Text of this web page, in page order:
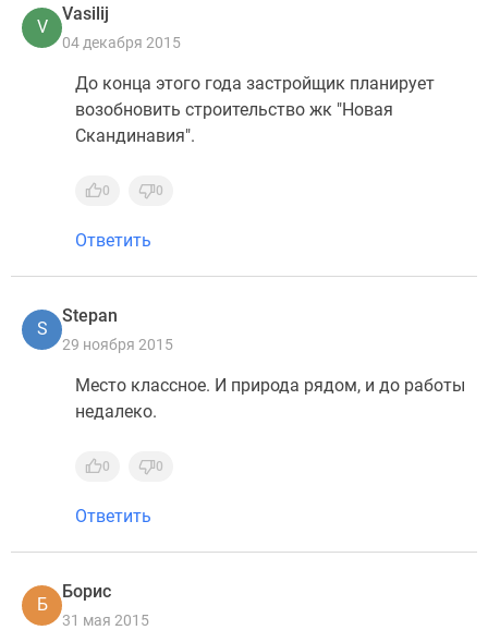
V
Vasilij
04 декабря 2015
До конца этого года застройщик планирует
возобновить строительство жк "Новая
Скандинавия".
0 0
Ответить
S
Stepan
29 ноября 2015
Место классное. И природа рядом, и до работы
недалеко.
0 0
Ответить
Б
Борис
31 мая 2015